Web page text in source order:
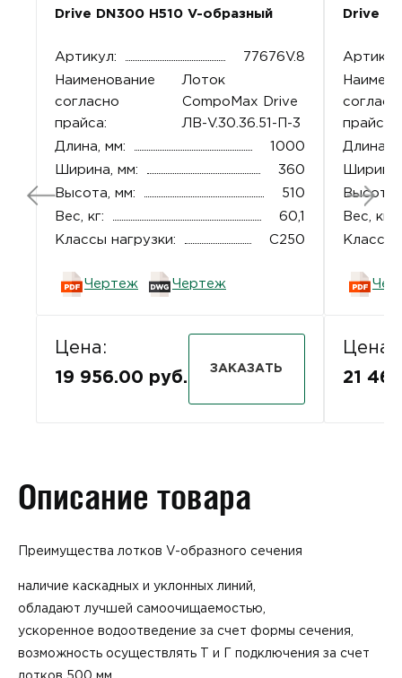
Drive DN300 H510 V-образный
Артикул:
77676V.8
Наименование
согласно
прайса:
Лоток
CompoMax Drive
ЛВ-V.30.36.51-П-3
Длина, мм:
1000
Ширина, мм:
360
Высота, мм:
510
Вес, кг:
60,1
Классы нагрузки:
C250
Чертеж Чертеж
Цена:
19 956.00 руб.
ЗАКАЗАТЬ
Drive
прайса:
Длина,
Высота,
Вес, кг:
Классы
Цена:
21
Описание товара
Преимущества лотков V-образного сечения
наличие каскадных и уклонных линий,
обладают лучшей самоочищаемостью,
ускоренное водоотведение за счет формы сечения,
возможность осуществлять Т и Г подключения за счет
лотков 500 мм.